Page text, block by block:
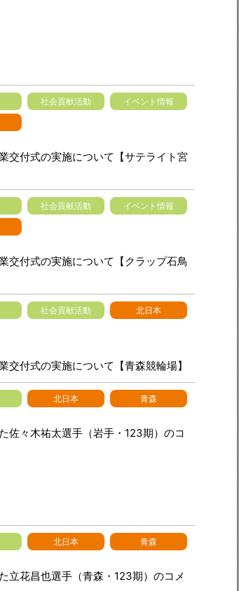
社会貢献活動
イベント情報
交付式の実施について【サテライト宮
社会貢献活動
イベント情報
交付式の実施について【クラップ石鳥
社会貢献活動
北日本
交付式の実施について【青森競輪場】
北日本 青森
佐々木祐太選手（岩手・123期）のコ
北日本 青森
立花昌也選手（青森・123期）のコメ